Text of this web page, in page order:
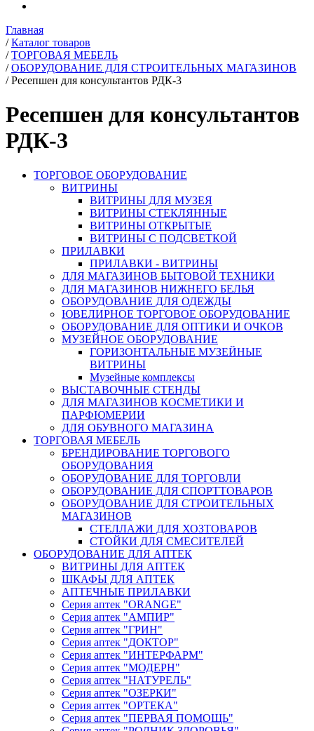
Главная
/ Каталог товаров
/ ТОРГОВАЯ МЕБЕЛЬ
/ ОБОРУДОВАНИЕ ДЛЯ СТРОИТЕЛЬНЫХ МАГАЗИНОВ
/ Ресепшен для консультантов РДК-3
Ресепшен для консультантов
РДК-3
ТОРГОВОЕ ОБОРУДОВАНИЕ
ВИТРИНЫ
ВИТРИНЫ ДЛЯ МУЗЕЯ
ВИТРИНЫ СТЕКЛЯННЫЕ
ВИТРИНЫ ОТКРЫТЫЕ
ВИТРИНЫ С ПОДСВЕТКОЙ
ПРИЛАВКИ
ПРИЛАВКИ - ВИТРИНЫ
ДЛЯ МАГАЗИНОВ БЫТОВОЙ ТЕХНИКИ
ДЛЯ МАГАЗИНОВ НИЖНЕГО БЕЛЬЯ
ОБОРУДОВАНИЕ ДЛЯ ОДЕЖДЫ
ЮВЕЛИРНОЕ ТОРГОВОЕ ОБОРУДОВАНИЕ
ОБОРУДОВАНИЕ ДЛЯ ОПТИКИ И ОЧКОВ
МУЗЕЙНОЕ ОБОРУДОВАНИЕ
ГОРИЗОНТАЛЬНЫЕ МУЗЕЙНЫЕ
ВИТРИНЫ
Музейные комплексы
ВЫСТАВОЧНЫЕ СТЕНДЫ
ДЛЯ МАГАЗИНОВ КОСМЕТИКИ И
ПАРФЮМЕРИИ
ДЛЯ ОБУВНОГО МАГАЗИНА
ТОРГОВАЯ МЕБЕЛЬ
БРЕНДИРОВАНИЕ ТОРГОВОГО
ОБОРУДОВАНИЯ
ОБОРУДОВАНИЕ ДЛЯ ТОРГОВЛИ
ОБОРУДОВАНИЕ ДЛЯ СПОРТТОВАРОВ
ОБОРУДОВАНИЕ ДЛЯ СТРОИТЕЛЬНЫХ
МАГАЗИНОВ
СТЕЛЛАЖИ ДЛЯ ХОЗТОВАРОВ
СТОЙКИ ДЛЯ СМЕСИТЕЛЕЙ
ОБОРУДОВАНИЕ ДЛЯ АПТЕК
ВИТРИНЫ ДЛЯ АПТЕК
ШКАФЫ ДЛЯ АПТЕК
АПТЕЧНЫЕ ПРИЛАВКИ
Серия аптек "ORANGE"
Серия аптек "АМПИР"
Серия аптек "ГРИН"
Серия аптек "ДОКТОР"
Серия аптек "ИНТЕРФАРМ"
Серия аптек "МОДЕРН"
Серия аптек "НАТУРЕЛЬ"
Серия аптек "ОЗЕРКИ"
Серия аптек "ОРТЕКА"
Серия аптек "ПЕРВАЯ ПОМОЩЬ"